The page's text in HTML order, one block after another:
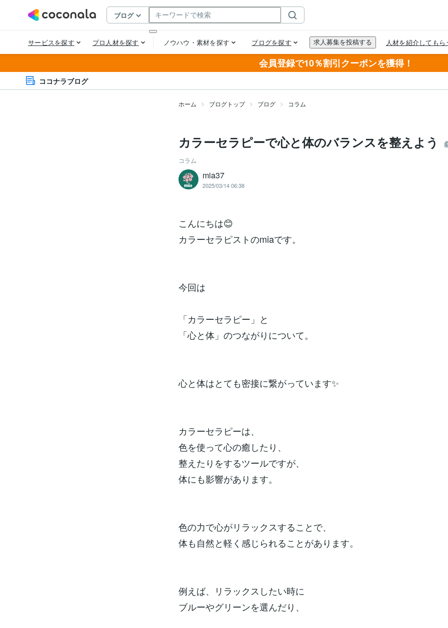
会員登録で10％割引クーポンを獲得！
ココナラブログ
ホーム ブログトップ ブログ コラム
カラーセラピーで心と体のバランスを整えよう
コラム
mia37
2025/03/14 06:38
こんにちは😊
カラーセラピストのmiaです。
今回は
「カラーセラピー」と
「心と体」のつながりについて。
心と体はとても密接に繋がっています✨
カラーセラピーは、
色を使って心の癒したり、
整えたりをするツールですが、
体にも影響があります。
色の力で心がリラックスすることで、
体も自然と軽く感じられることがあります。
例えば、リラックスしたい時に
ブルーやグリーンを選んだり、